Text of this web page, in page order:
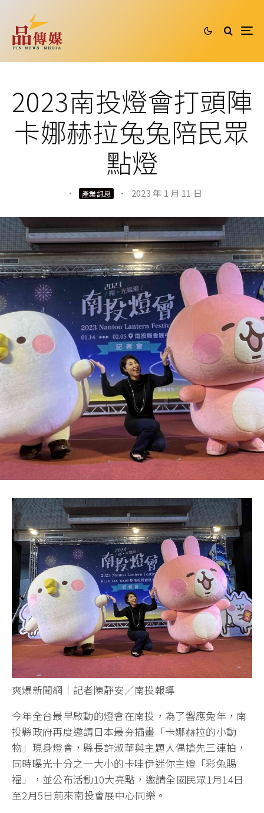
2023南投燈會打頭陣
卡娜赫拉兔兔陪民眾
點燈
· 產業訊息 · 2023 年 1 月 11 日
爽爆新聞網｜記者陳靜安／南投報導
今年全台最早啟動的燈會在南投，為了響應兔年，南
投縣政府再度邀請日本最夯插畫「卡娜赫拉的小動
物」現身燈會，縣長許淑華與主題人偶搶先三連拍，
同時曝光十分之一大小的卡哇伊迷你主燈「彩兔賜
福」，並公布活動10大亮點，邀請全國民眾1月14日
至2月5日前來南投會展中心同樂。